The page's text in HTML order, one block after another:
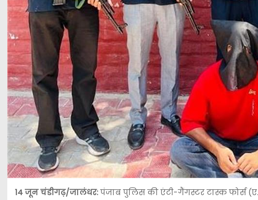
14 जूनचंडीगढ़/जालंधर:पंजाब पुलिस की एंटी-गैंगस्टर टास्क फोर्स